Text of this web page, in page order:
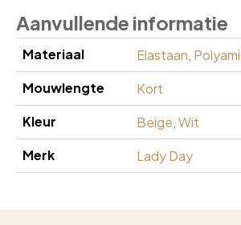
Aanvullende informatie
Materiaal Elastaan,
Mouwlengte
Kort
Kleur
Beige,Wit
Merk
Lady Day